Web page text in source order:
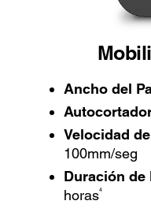
Ancho del
Velocidad
100mm/seg
Duración de
horas4